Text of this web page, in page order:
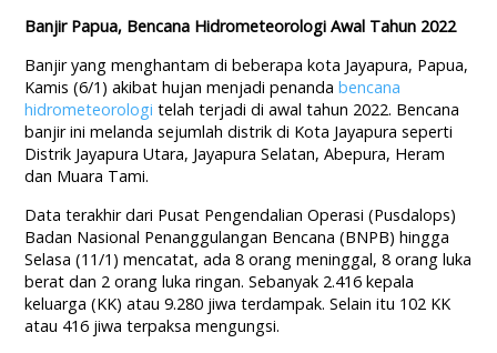
Banjir Papua, Bencana Hidrometeorologi Awal Tahun 2022
Banjir yang menghantam di beberapa kota Jayapura, Papua,
Kamis (6/1) akibat hujan menjadi penandabencana
hidrometeorologi telah terjadi di awal tahun 2022. Bencana
banjir ini melanda sejumlah distrik di Kota Jayapura seperti
Distrik Jayapura Utara, Jayapura Selatan, Abepura, Heram
dan Muara Tami.
Data terakhir dari Pusat Pengendalian Operasi (Pusdalops)
Badan Nasional Penanggulangan Bencana (BNPB) hingga
Selasa (11/1) mencatat, ada 8 orang meninggal, 8 orang luka
berat dan 2 orang luka ringan. Sebanyak 2.416 kepala
keluarga (KK) atau 9.280 jiwa terdampak. Selain itu 102 KK
atau 416 jiwa terpaksa mengungsi.